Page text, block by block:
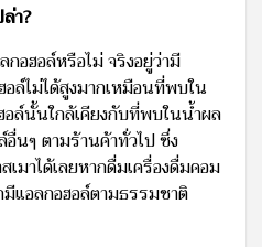
า?
อฮอล์หรือไม่ จริงอยู่ว่ามี
ล์ไม่ได้สูงมากเหมือนที่พบใน
ล์นั้นใกล้เคียงกับที่พบในน้ำผล
อื่นๆ ตามร้านค้าทั่วไป ซึ่ง
มาได้เลยหากดื่มเครื่องดื่มคอม
แอลกอฮอล์ตามธรรมชาติ